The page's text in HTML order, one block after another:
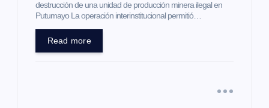
destrucción de una unidad de producción minera ilegal en
Putumayo La operación interinstitucional permitió…
Read more